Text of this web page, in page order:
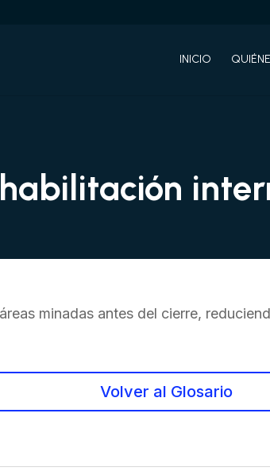
INICIO
minadas antes del cierre,
Volver al Glosario